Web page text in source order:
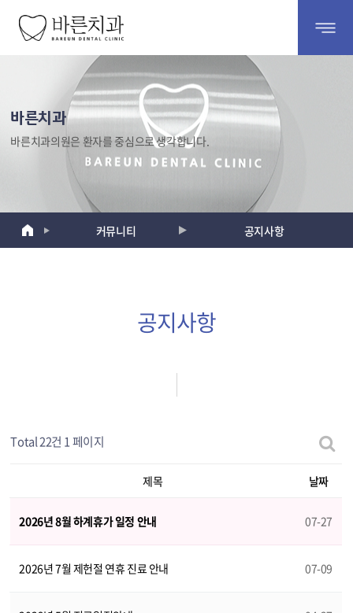
른
치
바른치과
바른치과의원은 환자를 중심으로 생각합니다.
커뮤니티 공지사항
공지사항
Total 22건 1 페이지
제목 날짜
2026년 8월 하계휴가 일정 안내 07-27
2026년 7월 제헌절 연휴 진료 안내 07-09